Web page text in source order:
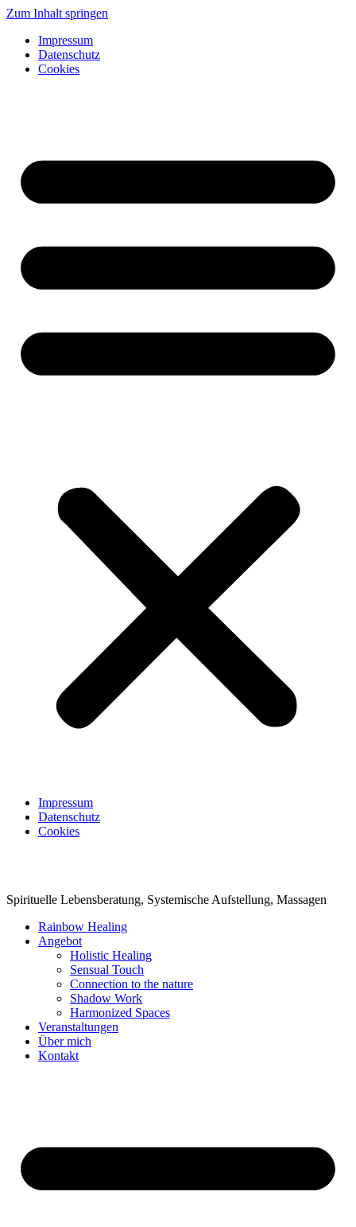
Zum Inhalt springen
Impressum
Datenschutz
Cookies
Impressum
Datenschutz
Cookies
Spirituelle Lebensberatung, Systemische Aufstellung, Massagen
Rainbow Healing
Angebot
Holistic Healing
Sensual Touch
Connection to the nature
Shadow Work
Harmonized Spaces
Veranstaltungen
Über mich
Kontakt